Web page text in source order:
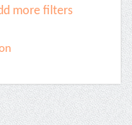
more filters